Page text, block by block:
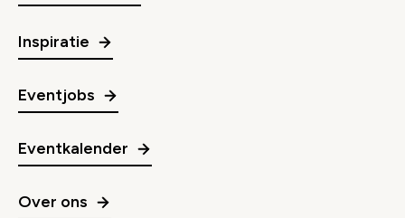
Inspiratie
Eventjobs
Eventkalender
Over ons